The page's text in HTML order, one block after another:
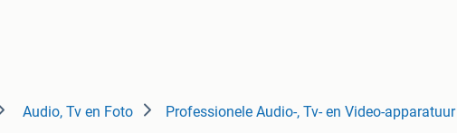
Audio, Tv en Foto Professionele Audio-, Tv- en Video-apparatuur